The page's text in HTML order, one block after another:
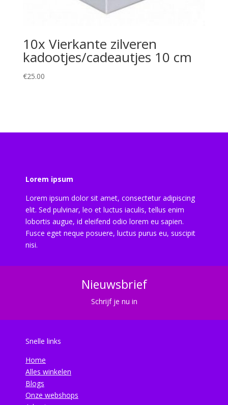
10x Vierkante zilveren
kadootjes/cadeautjes 10 cm
€25.00
Lorem ipsum
Lorem ipsum dolor sit amet, consectetur adipiscing
elit. Sed pulvinar, leo et luctus iaculis, tellus enim
lobortis augue, id eleifend odio lorem eu sapien.
Fusce eget neque posuere, luctus purus eu, suscipit
nisi.
Nieuwsbrief
Schrijf je nu in
Snelle links
Home
Alles winkelen
Blogs
Onze webshops